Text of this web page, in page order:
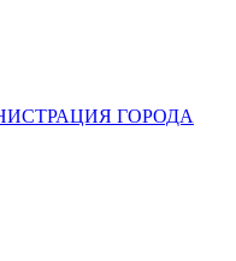
ГОРОДА